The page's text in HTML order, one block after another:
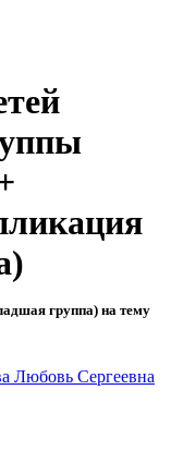
группа) на тему
Любовь Сергеевна